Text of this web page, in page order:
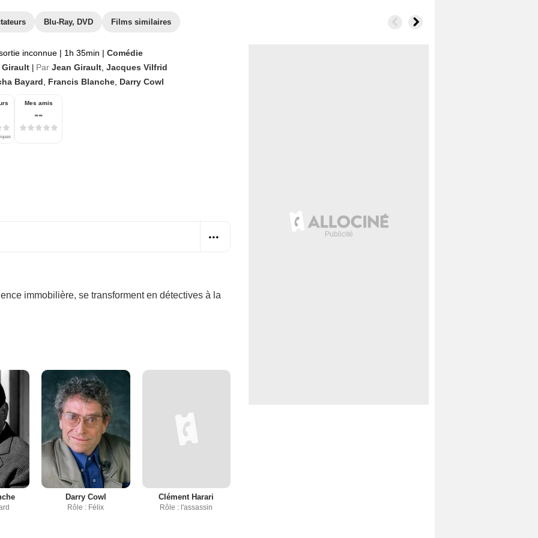
Blu-Ray, DVD Films similaires
inconnue | 1h 35min | Comédie
Girault
Par Jean Girault Jacques Vilfrid
Bayard
Francis Blanche Darry Cowl
Mes amis
--
immobilière, se transforment en détectives à la
Darry Cowl
Rôle : Félix
Clément Harari
Rôle : l'assassin